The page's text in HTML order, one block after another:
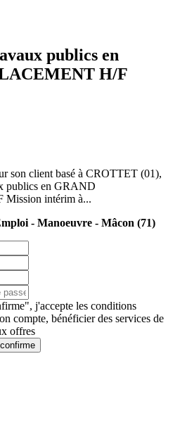
publics en
H/F
son client basé à CROTTET (01),
publics en GRAND
intérim à...
- Manoeuvre - Mâcon (71)
j'accepte les conditions
compte, bénéficier des services de
offres